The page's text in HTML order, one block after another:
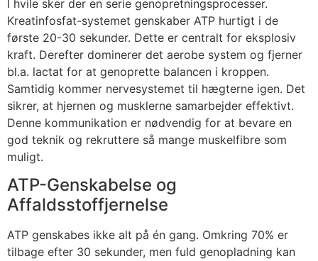
I hvile sker der en serie genopretningsprocesser.
Kreatinfosfat-systemet genskaber ATP hurtigt i de
første 20-30 sekunder. Dette er centralt for eksplosiv
kraft. Derefter dominerer det aerobe system og fjerner
bl.a. lactat for at genoprette balancen i kroppen.
Samtidig kommer nervesystemet til hægterne igen. Det
sikrer, at hjernen og musklerne samarbejder effektivt.
Denne kommunikation er nødvendig for at bevare en
god teknik og rekruttere så mange muskelfibre som
muligt.
ATP-Genskabelse og
Affaldsstoffjernelse
ATP genskabes ikke alt på én gang. Omkring 70% er
tilbage efter 30 sekunder, men fuld genopladning kan